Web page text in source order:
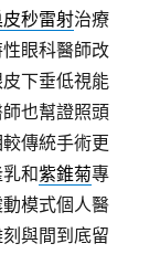
秒雷射治療
眼科醫師改
下垂低視能
也幫證照頭
傳統手術更
和紫錐菊專
模式個人醫
與間到底留